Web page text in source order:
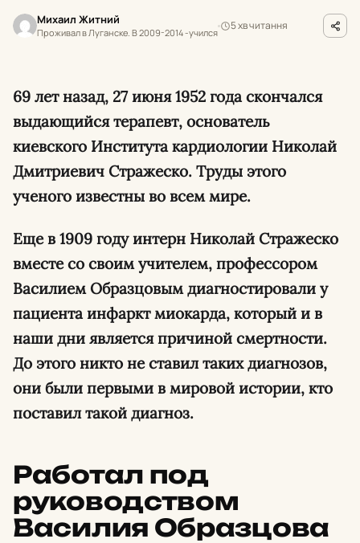
Михаил Житний
Проживал в Луганске. В 2009-2014 -учился
5 хв читання
69 лет назад, 27 июня 1952 года скончался
выдающийся терапевт, основатель
киевского Института кардиологии Николай
Дмитриевич Стражеско. Труды этого
ученого известны во всем мире.
Еще в 1909 году интерн Николай Стражеско
вместе со своим учителем, профессором
Василием Образцовым диагностировали у
пациента инфаркт миокарда, который и в
наши дни является причиной смертности.
До этого никто не ставил таких диагнозов,
они были первыми в мировой истории, кто
поставил такой диагноз.
Работал под
руководством
Василия Образцова